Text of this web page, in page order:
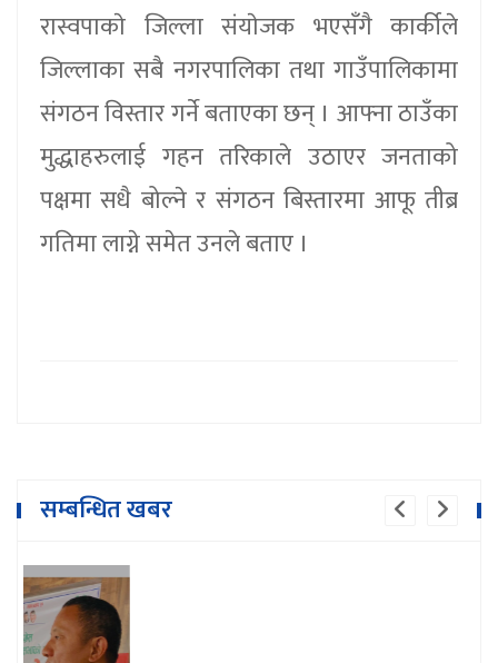
रास्वपाकाे जिल्ला संयाेजक भएसँगै कार्कीले
जिल्लाका सबै नगरपालिका तथा गाउँपालिकामा
संगठन विस्तार गर्ने बताएका छन् । आफ्ना ठाउँका
मुद्धाहरुलाई गहन तरिकाले उठाएर जनताको
पक्षमा सधै बोल्ने र संगठन बिस्तारमा आफू तीब्र
गतिमा लाग्ने समेत उनले बताए ।
सम्बन्धित खबर